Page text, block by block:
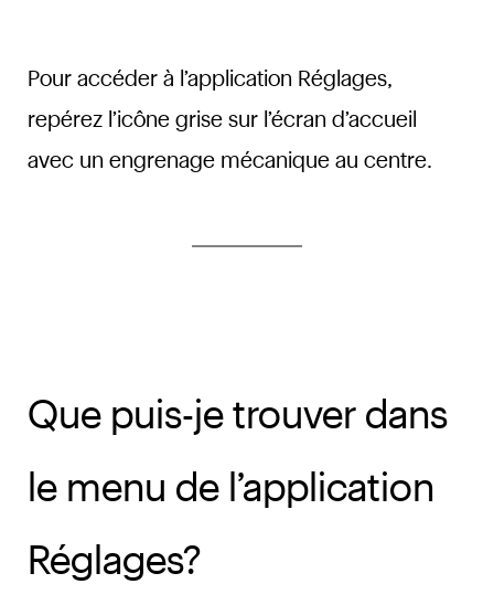
Pour accéder à l’application Réglages,
repérez l’icône grise sur l’écran d’accueil
avec un engrenage mécanique au centre.
Que puis-je trouver dans
le menu de l’application
Réglages?